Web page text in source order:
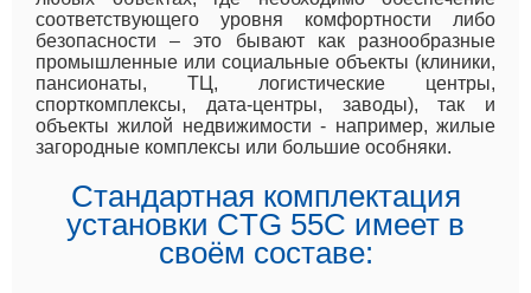
соответствующего уровня комфортности либо
безопасности – это бывают как разнообразные
промышленные или социальные объекты (клиники,
пансионаты, ТЦ, логистические центры,
спорткомплексы, дата-центры, заводы), так и
объекты жилой недвижимости - например, жилые
загородные комплексы или большие особняки.
Стандартная комплектация
установки CTG 55C имеет в
своём составе: